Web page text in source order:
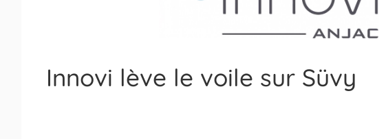
Innovi lève le voile sur Süvy